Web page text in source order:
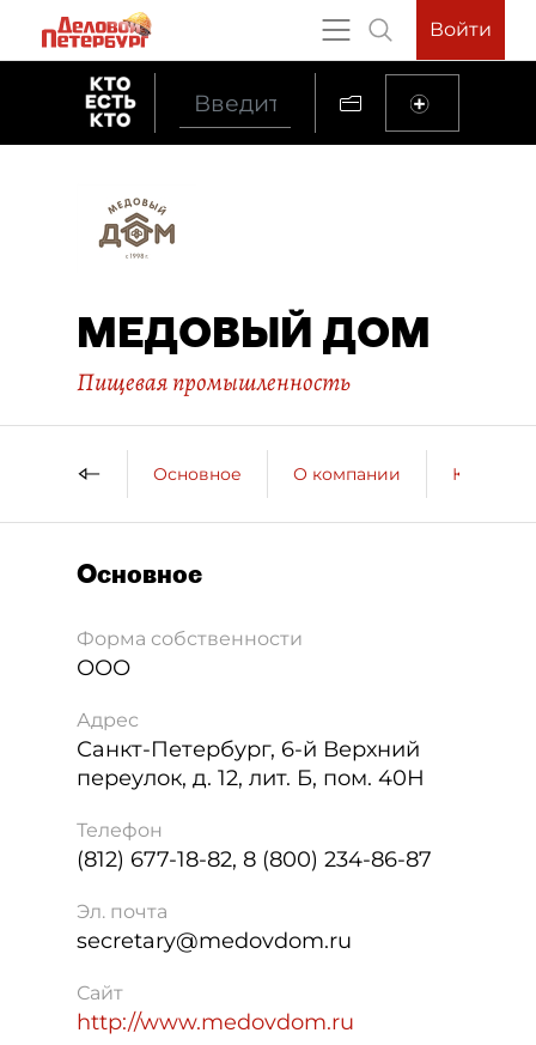
Войти
МЕДОВЫЙ ДОМ
Пищевая промышленность
Основное О компании
Основное
Форма собственности
ООО
Адрес
Санкт-Петербург, 6-й Верхний
переулок, д. 12, лит. Б, пом. 40Н
Телефон
(812) 677-18-82, 8 (800) 234-86-87
Эл. почта
secretary@medovdom.ru
Сайт
http://www.medovdom.ru